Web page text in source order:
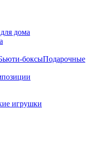
дома
боксыПодарочные
игрушки